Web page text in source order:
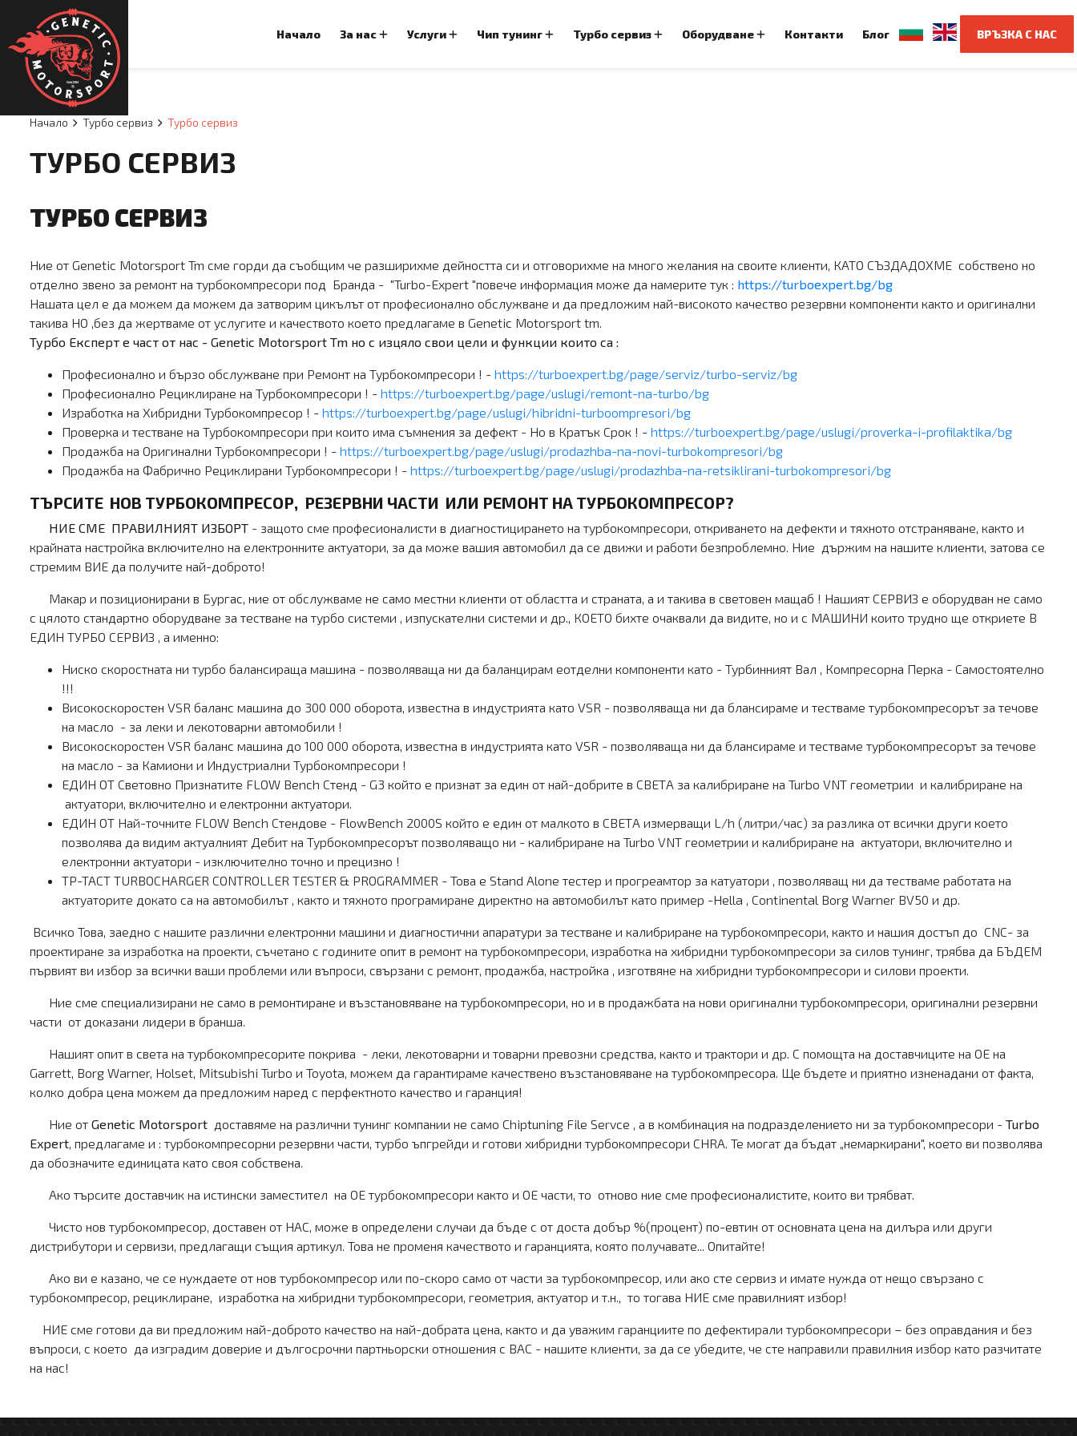
Начало За нас Услуги Чип тунинг Турбо сервиз Оборудване Контакти Блог ВРЪЗКА С НАС
Начало Турбо сервиз Турбо сервиз
ТУРБО СЕРВИЗ
ТУРБО СЕРВИЗ
Ние от Genetic Motorsport Tm сме горди да съобщим че разширихме дейността си и отговорихме на много желания на своите клиенти, КАТО СЪЗДАДОХМЕ собствено но
отделно звено за ремонт на турбокомпресори под Бранда - "Turbo-Expert "повече информация може да намерите тук : https://turboexpert.bg/bg
Нашата цел е да можем да можем да затворим цикълът от професионално обслужване и да предложим най-високото качество резервни компоненти както и оригинални
такива НО ,без да жертваме от услугите и качеството което предлагаме в Genetic Motorsport tm.
Турбо Експерт е част от нас - Genetic Motorsport Tm но с изцяло свои цели и функции които са :
Професионално и бързо обслужване при Ремонт на Турбокомпресори ! - https://turboexpert.bg/page/serviz/turbo-serviz/bg
Професионално Рециклиране на Турбокомпресори ! - https://turboexpert.bg/page/uslugi/remont-na-turbo/bg
Изработка на Хибридни Турбокомпресор ! - https://turboexpert.bg/page/uslugi/hibridni-turboompresori/bg
Проверка и тестване на Турбокомпресори при които има съмнения за дефект - Но в Кратък Срок ! - https://turboexpert.bg/page/uslugi/proverka-i-profilaktika/bg
Продажба на Оригинални Турбокомпресори ! - https://turboexpert.bg/page/uslugi/prodazhba-na-novi-turbokompresori/bg
Продажба на Фабрично Рециклирани Турбокомпресори ! - https://turboexpert.bg/page/uslugi/prodazhba-na-retsiklirani-turbokompresori/bg
ТЪРСИТЕ НОВ ТУРБОКОМПРЕСОР, РЕЗЕРВНИ ЧАСТИ ИЛИ РЕМОНТ НА ТУРБОКОМПРЕСОР?
НИЕ СМЕ ПРАВИЛНИЯТ ИЗБОРТ - защото сме професионалисти в диагностицирането на турбокомпресори, откриването на дефекти и тяхното отстраняване, както и
крайната настройка включително на електронните актуатори, за да може вашия автомобил да се движи и работи безпроблемно. Ние държим на нашите клиенти, затова се
стремим ВИЕ да получите най-доброто!
Макар и позиционирани в Бургас, ние от обслужваме не само местни клиенти от областта и страната, а и такива в световен мащаб ! Нашият СЕРВИЗ е оборудван не само
с цялото стандартно оборудване за тестване на турбо системи , изпускателни системи и др., КОЕТО бихте очаквали да видите, но и с МАШИНИ които трудно ще откриете В
ЕДИН ТУРБО СЕРВИЗ , а именно:
Ниско скоростната ни турбо балансираща машина - позволяваща ни да баланцирам еотделни компоненти като - Турбинният Вал , Компресорна Перка - Самостоятелно
!!!
Високоскоростен VSR баланс машина до 300 000 оборота, известна в индустрията като VSR - позволяваща ни да блансираме и тестваме турбокомпресорът за течове
на масло - за леки и лекотоварни автомобили !
Високоскоростен VSR баланс машина до 100 000 оборота, известна в индустрията като VSR - позволяваща ни да блансираме и тестваме турбокомпресорът за течове
на масло - за Камиони и Индустриални Турбокомпресори !
ЕДИН ОТ Световно Признатите FLOW Bench Стенд - G3 който е признат за един от най-добрите в СВЕТА за калибриране на Turbo VNT геометрии и калибриране на
актуатори, включително и електронни актуатори.
ЕДИН ОТ Най-точните FLOW Bench Стендове - FlowBench 2000S който е един от малкото в СВЕТА измерващи L/h (литри/час) за разлика от всички други което
позволява да видим актуалният Дебит на Турбокомпресорът позволяващо ни - калибриране на Turbo VNT геометрии и калибриране на актуатори, включително и
електронни актуатори - изключително точно и прецизно !
TP-TACT TURBOCHARGER CONTROLLER TESTER & PROGRAMMER - Това е Stand Alone тестер и прогреамтор за катуатори , позволяващ ни да тестваме работата на
актуаторите докато са на автомобилът , както и тяхното програмиране директно на автомобилът като пример -Hella , Continental Borg Warner BV50 и др.
Всичко Това, заедно с нашите различни електронни машини и диагностични апаратури за тестване и калибриране на турбокомпресори, както и нашия достъп до CNC- за
проектиране за изработка на проекти, съчетано с годините опит в ремонт на турбокомпресори, изработка на хибридни турбокомпресори за силов тунинг, трябва да БЪДЕМ
първият ви избор за всички ваши проблеми или въпроси, свързани с ремонт, продажба, настройка , изготвяне на хибридни турбокомпресори и силови проекти.
Ние сме специализирани не само в ремонтиране и възстановяване на турбокомпресори, но и в продажбата на нови оригинални турбокомпресори, оригинални резервни
части от доказани лидери в бранша.
Нашият опит в света на турбокомпресорите покрива - леки, лекотоварни и товарни превозни средства, както и трактори и др. С помощта на доставчиците на OE на
Garrett, Borg Warner, Holset, Mitsubishi Turbo и Toyota, можем да гарантираме качествено възстановяване на турбокомпресора. Ще бъдете и приятно изненадани от факта,
колко добра цена можем да предложим наред с перфектното качество и гаранция!
Ние от Genetic Motorsport доставяме на различни тунинг компании не само Chiptuning File Servce , а в комбинация на подразделението ни за турбокомпресори - Turbo
Expert, предлагаме и : турбокомпресорни резервни части, турбо ъпгрейди и готови хибридни турбокомпресори CHRA. Те могат да бъдат „немаркирани", което ви позволява
да обозначите единицата като своя собствена.
Ако търсите доставчик на истински заместител на OE турбокомпресори както и ОЕ части, то отново ние сме професионалистите, които ви трябват.
Чисто нов турбокомпресор, доставен от НАС, може в определени случаи да бъде с от доста добър %(процент) по-евтин от основната цена на дилъра или други
дистрибутори и сервизи, предлагащи същия артикул. Това не променя качеството и гаранцията, която получавате... Опитайте!
Ако ви е казано, че се нуждаете от нов турбокомпресор или по-скоро само от части за турбокомпресор, или ако сте сервиз и имате нужда от нещо свързано с
турбокомпресор, рециклиране, изработка на хибридни турбокомпресори, геометрия, актуатор и т.н., то тогава НИЕ сме правилният избор!
НИЕ сме готови да ви предложим най-доброто качество на най-добрата цена, както и да уважим гаранциите по дефектирали турбокомпресори – без оправдания и без
въпроси, с което да изградим доверие и дългосрочни партньорски отношения с ВАС - нашите клиенти, за да се убедите, че сте направили правилния избор като разчитате
на нас!